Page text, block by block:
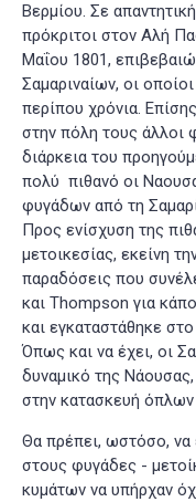
Βερμίου. Σε
πρόκριτοι στον Αλή
Μαΐου 1801,
Σαμαριναίων, οι
περίπου χρόνια.
στην πόλη τους άλλοι
διάρκεια του
πολύ πιθανό οι
φυγάδων από τη
Προς ενίσχυση της
μετοικεσίας, εκείνη
παραδόσεις που
και Thompson για
και εγκαταστάθηκε
Όπως και να έχει, οι
δυναμικό της
στην κατασκευή όπλων
Θα πρέπει, ωστόσο, να
στους φυγάδες -
κυμάτων να υπήρχαν